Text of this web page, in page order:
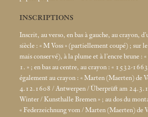
INSCRIPTIONS
Inscrit, au verso, en bas à gauche, au crayon,
siècle : «M Voss» (partiellement coupé) ; sur
mais conservé), à la plume et à l’encre brune : «
1. » ; en bas au centre, au crayon : « 1532-
également au crayon : «Marten (Maerten) de
4.12.1608 / Antwerpen / Überprüft am
Winter / Kunsthalle Bremen» ; au dos du
«Federzeichnung vom / Marten (Maerten) de